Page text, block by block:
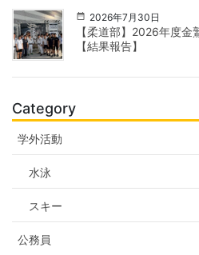
2026年7月30日
【柔道部】2026年度金
【結果報告】
Category
学外活動
水泳
スキー
公務員